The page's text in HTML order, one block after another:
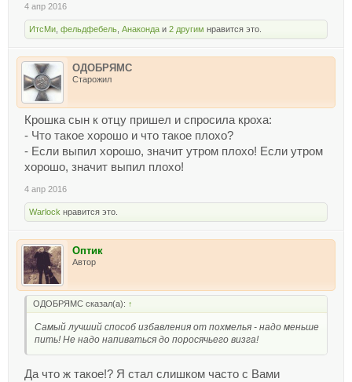
4 апр 2016
ИтсМи фельдфебель Анаконда и 2 другим нравится это.
ОДОБРЯМС
Старожил
Крошка сын к отцу пришел и спросила кроха:
- Что такое хорошо и что такое плохо?
- Если выпил хорошо, значит утром плохо! Если утром
хорошо, значит выпил плохо!
4 апр 2016
Warlock нравится это.
Оптик
Автор
ОДОБРЯМС сказал(а): ↑
Самый лучший способ избавления от похмелья - надо меньше
пить! Не надо напиваться до поросячьего визга!
Да что ж такое!? Я стал слишком часто с Вами